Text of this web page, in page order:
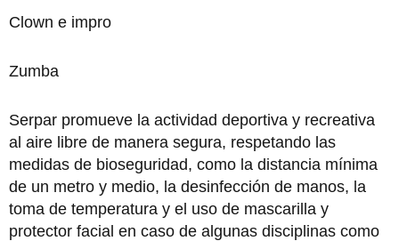
Clown e impro
Zumba
Serpar promueve la actividad deportiva y recreativa
al aire libre de manera segura, respetando las
medidas de bioseguridad, como la distancia mínima
de un metro y medio, la desinfección de manos, la
toma de temperatura y el uso de mascarilla y
protector facial en caso de algunas disciplinas como